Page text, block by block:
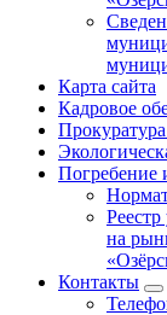
Карта сайта
Кадровое
Погребение
на
Контакты